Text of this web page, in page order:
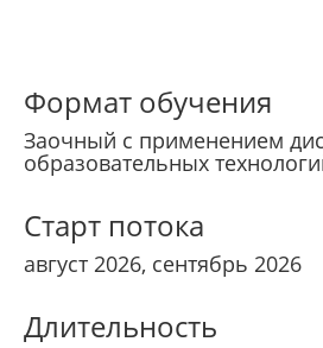
Формат обучения
Заочный с применением
образовательных
Старт потока
август 2026, сентябрь 2026
Длительность